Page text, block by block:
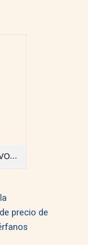
2021, ESPAÑA).pdf
precio de